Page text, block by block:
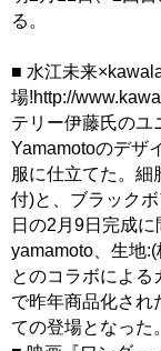
る。
■ 水江未来
場!http://
テリー伊藤氏のユ
Yamamotoのデザ
服に仕立てた。
付)と、ブラック
日の2月9日完成
yamamoto、生地
とのコラボによ
で昨年商品化され
ての登場となった。